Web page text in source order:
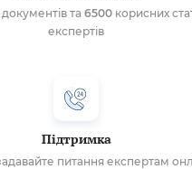
документів та 6500корисних
експертів
Підтримка
питання експертам